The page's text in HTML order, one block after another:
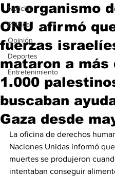
Noticias
Politica
Opinión
Deportes
Entretenimiento
Un organismo
ONU afirmó
fuerzas
mataron a más
1.000
buscaban
Gaza desde
La oficina de derechos
Naciones Unidas informó
muertes se produjeron
intentaban conseguir